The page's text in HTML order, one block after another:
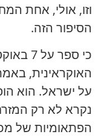
וזו, אולי, אחת
הסיפור הזה.
כי ספר
האוקראינית,
על ישראל. הוא
נקרא לא רק
הפתאומיות של